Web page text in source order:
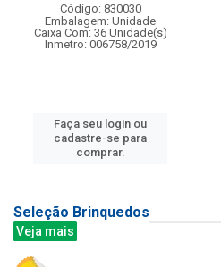
Código: 830030
Embalagem: Unidade
Caixa Com: 36 Unidade(s)
Inmetro: 006758/2019
Faça seu login ou
cadastre-se para
comprar.
Seleção Brinquedos
Veja mais